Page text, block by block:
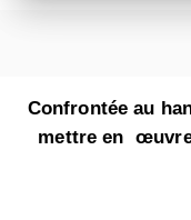
Confrontée au
mettre en